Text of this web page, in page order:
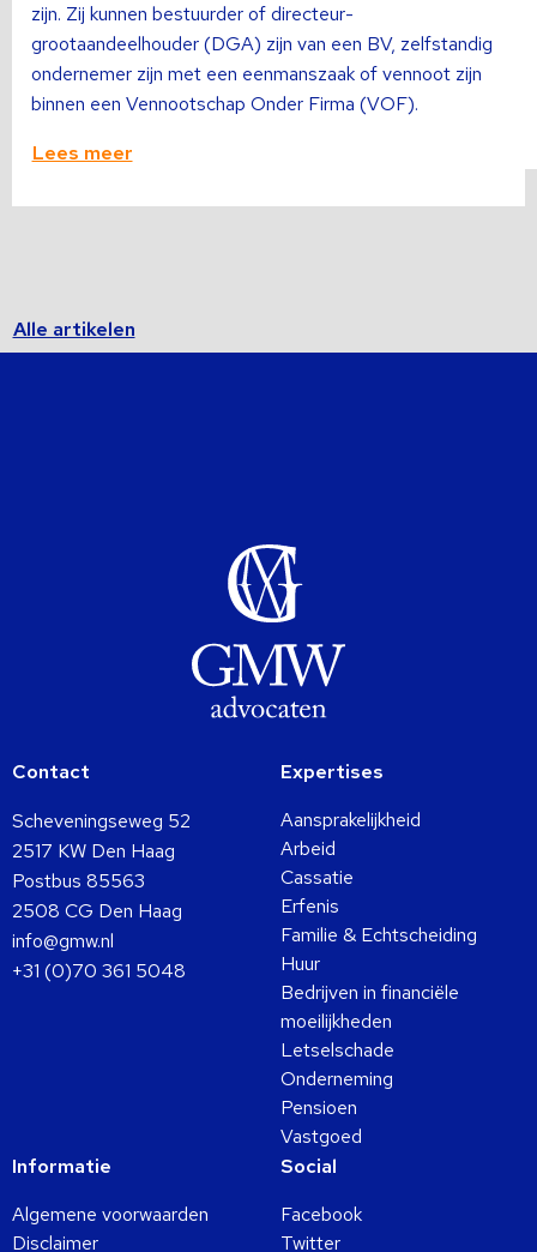
zijn. Zij kunnen bestuurder of directeur-
grootaandeelhouder (DGA) zijn van een BV, zelfstandig
ondernemer zijn met een eenmanszaak of vennoot zijn
binnen een Vennootschap Onder Firma (VOF).
Lees meer
Alle artikelen
Contact
Scheveningseweg 52
2517 KW Den Haag
Postbus 85563
2508 CG Den Haag
info@gmw.nl
+31 (0)70 361 5048
Expertises
Aansprakelijkheid
Arbeid
Cassatie
Erfenis
Familie & Echtscheiding
Huur
Bedrijven in financiële
moeilijkheden
Letselschade
Onderneming
Pensioen
Vastgoed
Informatie
Algemene voorwaarden
Disclaimer
Social
Facebook
Twitter